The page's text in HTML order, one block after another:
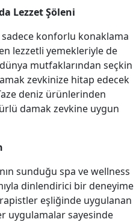
Lezzet Şöleni
sadece konforlu konaklama
lezzetli yemekleriyle de
mutfaklarından seçkin
zevkinize hitap edecek
deniz ürünlerinden
damak zevkine uygun
sunduğu spa ve wellness
dinlendirici bir deneyime
eşliğinde uygulanan
uygulamalar sayesinde